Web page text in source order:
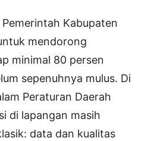
Pemerintah Kabupaten
mendorong
minimal 80 persen
sepenuhnya mulus. Di
Peraturan Daerah
di lapangan masih
data dan kualitas